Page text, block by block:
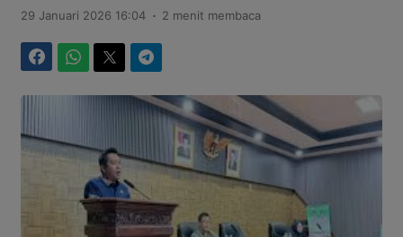
29 Januari 2026 16:04 . 2 menit membaca